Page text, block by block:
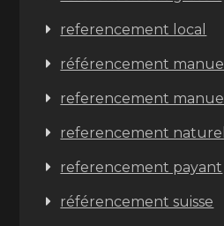
referencement local
référencement manuel
referencement manuel
referencement naturel
referencement payant
référencement suisse